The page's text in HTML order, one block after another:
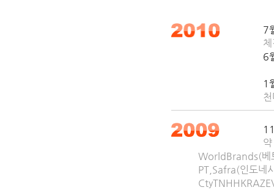
7
6
1
약
WorldBrands(베트
PT,Safra(인도네시